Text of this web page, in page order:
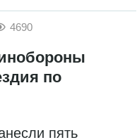
4690
по
пять